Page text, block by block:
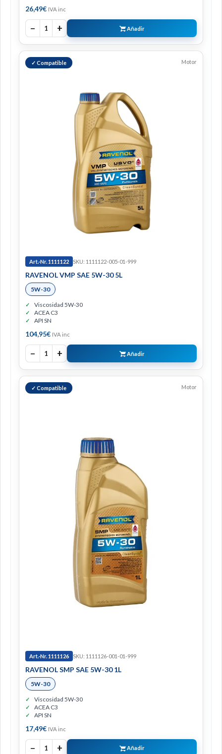
26,49€ IVA inc
− 1 + Añadir
✓ Compatible Motor
Art.-Nr. 1111122 SKU: 1111122-005-01-999
RAVENOL VMP SAE 5W-30 5L
5W-30
Viscosidad 5W-30
ACEA C3
API SN
104,95€ IVA inc
− 1 + Añadir
✓ Compatible Motor
Art.-Nr. 1111126 SKU: 1111126-001-01-999
RAVENOL SMP SAE 5W-30 1L
5W-30
Viscosidad 5W-30
ACEA C3
API SN
17,49€ IVA inc
− 1 + Añadir